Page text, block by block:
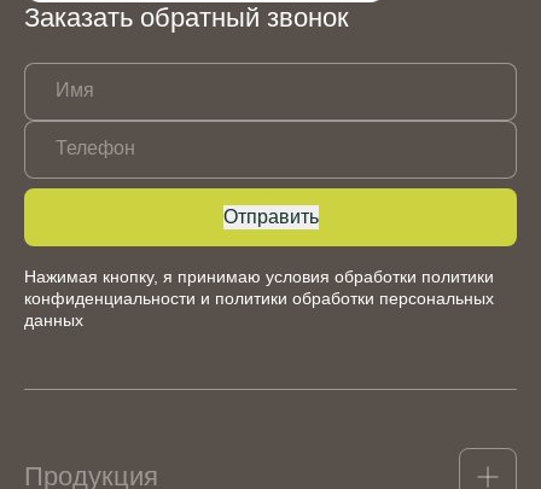
Заказать обратный звонок
Имя
Телефон
Отправить
Нажимая кнопку, я принимаю условия обработки политики
конфиденциальности и политики обработки персональных
данных
Продукция